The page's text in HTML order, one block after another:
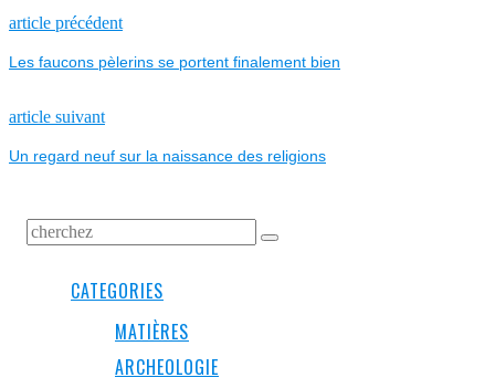
NAVIGATION
DE
L’ARTICLE
article précédentPrevious
Les faucons pèlerins se portent finalement bien
article suivantNext
Un regard neuf sur la naissance des religions
CATEGORIES
MATIÈRES
ARCHEOLOGIE